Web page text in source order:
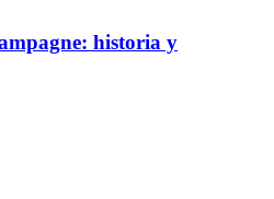
historia y